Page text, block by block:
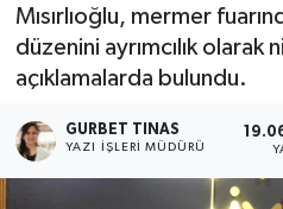
Mısırlıoğlu, mermer
düzenini ayrımcılık
açıklamalarda bulundu.
GURBET TINAS
YAZI İŞLERI MÜDÜRÜ
Eğitim
Sağlık
Teknoloji
Tüm Manşetler
Son Dakika Haberleri
Haber Arşivi